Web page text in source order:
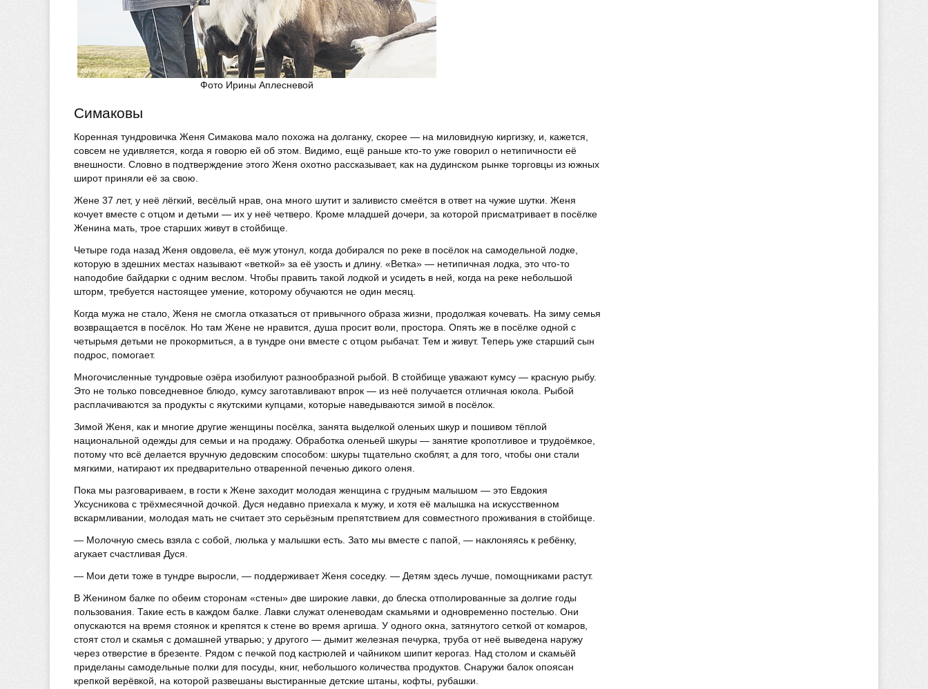
Фото Ирины Аплесневой
Симаковы
Коренная тундровичка Женя Симакова мало похожа на долганку, скорее — на миловидную киргизку, и, кажется,
совсем не удивляется, когда я говорю ей об этом. Видимо, ещё раньше кто-то уже говорил о нетипичности её
внешности. Словно в подтверждение этого Женя охотно рассказывает, как на дудинском рынке торговцы из южных
широт приняли её за свою.
Жене 37 лет, у неё лёгкий, весёлый нрав, она много шутит и заливисто смеётся в ответ на чужие шутки. Женя
кочует вместе с отцом и детьми — их у неё четверо. Кроме младшей дочери, за которой присматривает в посёлке
Женина мать, трое старших живут в стойбище.
Четыре года назад Женя овдовела, её муж утонул, когда добирался по реке в посёлок на самодельной лодке,
которую в здешних местах называют «веткой» за её узость и длину. «Ветка» — нетипичная лодка, это что-то
наподобие байдарки с одним веслом. Чтобы править такой лодкой и усидеть в ней, когда на реке небольшой
шторм, требуется настоящее умение, которому обучаются не один месяц.
Когда мужа не стало, Женя не смогла отказаться от привычного образа жизни, продолжая кочевать. На зиму семья
возвращается в посёлок. Но там Жене не нравится, душа просит воли, простора. Опять же в посёлке одной с
четырьмя детьми не прокормиться, а в тундре они вместе с отцом рыбачат. Тем и живут. Теперь уже старший сын
подрос, помогает.
Многочисленные тундровые озёра изобилуют разнообразной рыбой. В стойбище уважают кумсу — красную рыбу.
Это не только повседневное блюдо, кумсу заготавливают впрок — из неё получается отличная юкола. Рыбой
расплачиваются за продукты с якутскими купцами, которые наведываются зимой в посёлок.
Зимой Женя, как и многие другие женщины посёлка, занята выделкой оленьих шкур и пошивом тёплой
национальной одежды для семьи и на продажу. Обработка оленьей шкуры — занятие кропотливое и трудоёмкое,
потому что всё делается вручную дедовским способом: шкуры тщательно скоблят, а для того, чтобы они стали
мягкими, натирают их предварительно отваренной печенью дикого оленя.
Пока мы разговариваем, в гости к Жене заходит молодая женщина с грудным малышом — это Евдокия
Уксусникова с трёхмесячной дочкой. Дуся недавно приехала к мужу, и хотя её малышка на искусственном
вскармливании, молодая мать не считает это серьёзным препятствием для совместного проживания в стойбище.
— Молочную смесь взяла с собой, люлька у малышки есть. Зато мы вместе с папой, — наклоняясь к ребёнку,
агукает счастливая Дуся.
— Мои дети тоже в тундре выросли, — поддерживает Женя соседку. — Детям здесь лучше, помощниками растут.
В Женином балке по обеим сторонам «стены» две широкие лавки, до блеска отполированные за долгие годы
пользования. Такие есть в каждом балке. Лавки служат оленеводам скамьями и одновременно постелью. Они
опускаются на время стоянок и крепятся к стене во время аргиша. У одного окна, затянутого сеткой от комаров,
стоят стол и скамья с домашней утварью; у другого — дымит железная печурка, труба от неё выведена наружу
через отверстие в брезенте. Рядом с печкой под кастрюлей и чайником шипит керогаз. Над столом и скамьёй
приделаны самодельные полки для посуды, книг, небольшого количества продуктов. Снаружи балок опоясан
крепкой верёвкой, на которой развешаны выстиранные детские штаны, кофты, рубашки.